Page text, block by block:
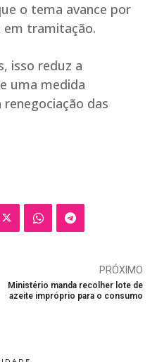
o tema avance por
tramitação.
isso reduz a
uma medida
das
PRÓXIMO
Ministério manda recolher lote de
azeite impróprio para o consumo